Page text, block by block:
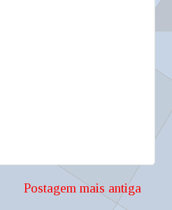
Postagem mais antiga